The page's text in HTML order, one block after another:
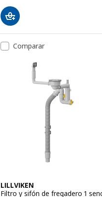
Comparar
LILLVIKEN
Filtro y sifón de fregadero 1